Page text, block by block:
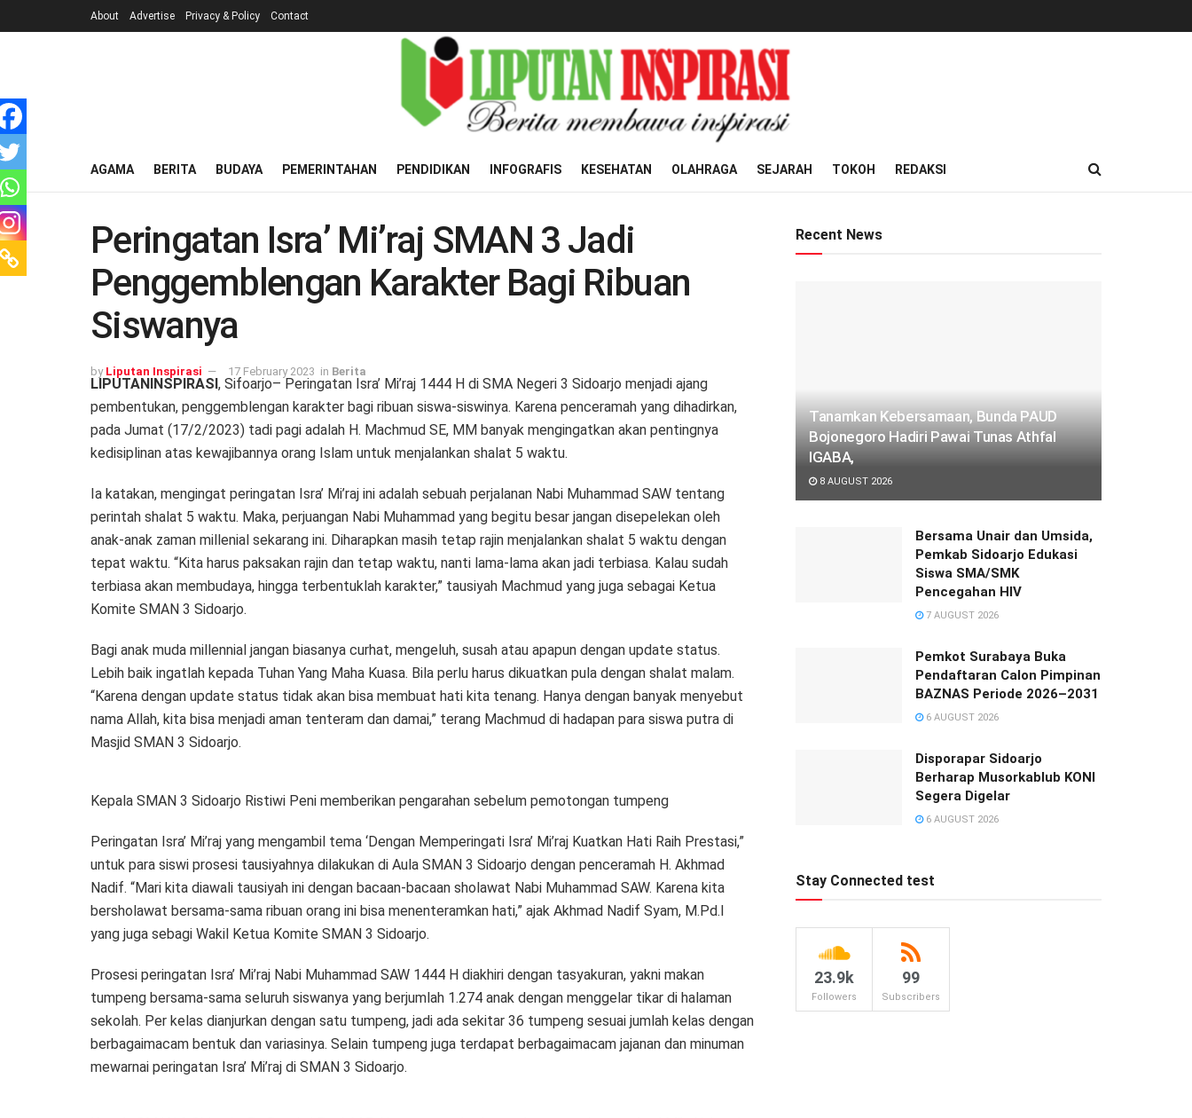
About Advertise Privacy & Policy Contact
AGAMA BERITA BUDAYA PEMERINTAHAN PENDIDIKAN INFOGRAFIS KESEHATAN OLAHRAGA SEJARAH TOKOH REDAKSI
Peringatan Isra’ Mi’raj SMAN 3 Jadi
Penggemblengan Karakter Bagi Ribuan
Siswanya
by Liputan Inspirasi 17 February 2023 in Berita
LIPUTANINSPIRASI, Sifoarjo– Peringatan Isra’ Mi’raj 1444 H di SMA Negeri 3 Sidoarjo menjadi ajang
pembentukan, penggemblengan karakter bagi ribuan siswa-siswinya. Karena penceramah yang dihadirkan,
pada Jumat (17/2/2023) tadi pagi adalah H. Machmud SE, MM banyak mengingatkan akan pentingnya
kedisiplinan atas kewajibannya orang Islam untuk menjalankan shalat 5 waktu.
Ia katakan, mengingat peringatan Isra’ Mi’raj ini adalah sebuah perjalanan Nabi Muhammad SAW tentang
perintah shalat 5 waktu. Maka, perjuangan Nabi Muhammad yang begitu besar jangan disepelekan oleh
anak-anak zaman millenial sekarang ini. Diharapkan masih tetap rajin menjalankan shalat 5 waktu dengan
tepat waktu. “Kita harus paksakan rajin dan tetap waktu, nanti lama-lama akan jadi terbiasa. Kalau sudah
terbiasa akan membudaya, hingga terbentuklah karakter,” tausiyah Machmud yang juga sebagai Ketua
Komite SMAN 3 Sidoarjo.
Bagi anak muda millennial jangan biasanya curhat, mengeluh, susah atau apapun dengan update status.
Lebih baik ingatlah kepada Tuhan Yang Maha Kuasa. Bila perlu harus dikuatkan pula dengan shalat malam.
“Karena dengan update status tidak akan bisa membuat hati kita tenang. Hanya dengan banyak menyebut
nama Allah, kita bisa menjadi aman tenteram dan damai,” terang Machmud di hadapan para siswa putra di
Masjid SMAN 3 Sidoarjo.
Kepala SMAN 3 Sidoarjo Ristiwi Peni memberikan pengarahan sebelum pemotongan tumpeng
Peringatan Isra’ Mi’raj yang mengambil tema ‘Dengan Memperingati Isra’ Mi’raj Kuatkan Hati Raih Prestasi,”
untuk para siswi prosesi tausiyahnya dilakukan di Aula SMAN 3 Sidoarjo dengan penceramah H. Akhmad
Nadif. “Mari kita diawali tausiyah ini dengan bacaan-bacaan sholawat Nabi Muhammad SAW. Karena kita
bersholawat bersama-sama ribuan orang ini bisa menenteramkan hati,” ajak Akhmad Nadif Syam, M.Pd.I
yang juga sebagi Wakil Ketua Komite SMAN 3 Sidoarjo.
Prosesi peringatan Isra’ Mi’raj Nabi Muhammad SAW 1444 H diakhiri dengan tasyakuran, yakni makan
tumpeng bersama-sama seluruh siswanya yang berjumlah 1.274 anak dengan menggelar tikar di halaman
sekolah. Per kelas dianjurkan dengan satu tumpeng, jadi ada sekitar 36 tumpeng sesuai jumlah kelas dengan
berbagaimacam bentuk dan variasinya. Selain tumpeng juga terdapat berbagaimacam jajanan dan minuman
mewarnai peringatan Isra’ Mi’raj di SMAN 3 Sidoarjo.
Recent News
Tanamkan Kebersamaan, Bunda PAUD
Bojonegoro Hadiri Pawai Tunas Athfal
IGABA,
8 AUGUST 2026
Bersama Unair dan Umsida,
Pemkab Sidoarjo Edukasi
Siswa SMA/SMK
Pencegahan HIV
7 AUGUST 2026
Pemkot Surabaya Buka
Pendaftaran Calon Pimpinan
BAZNAS Periode 2026–2031
6 AUGUST 2026
Disporapar Sidoarjo
Berharap Musorkablub KONI
Segera Digelar
6 AUGUST 2026
Stay Connected test
23.9k
Followers
99
Subscribers